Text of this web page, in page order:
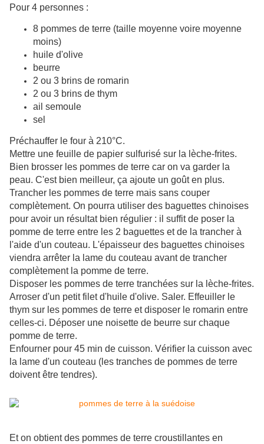
Pour 4 personnes :
8 pommes de terre (taille moyenne voire moyenne
moins)
huile d'olive
beurre
2 ou 3 brins de romarin
2 ou 3 brins de thym
ail semoule
sel
Préchauffer le four à 210°C.
Mettre une feuille de papier sulfurisé sur la lèche-frites.
Bien brosser les pommes de terre car on va garder la
peau. C'est bien meilleur, ça ajoute un goût en plus.
Trancher les pommes de terre mais sans couper
complètement. On pourra utiliser des baguettes chinoises
pour avoir un résultat bien régulier : il suffit de poser la
pomme de terre entre les 2 baguettes et de la trancher à
l'aide d'un couteau. L'épaisseur des baguettes chinoises
viendra arrêter la lame du couteau avant de trancher
complètement la pomme de terre.
Disposer les pommes de terre tranchées sur la lèche-frites.
Arroser d'un petit filet d'huile d'olive. Saler. Effeuiller le
thym sur les pommes de terre et disposer le romarin entre
celles-ci. Déposer une noisette de beurre sur chaque
pomme de terre.
Enfourner pour 45 min de cuisson. Vérifier la cuisson avec
la lame d'un couteau (les tranches de pommes de terre
doivent être tendres).
Et on obtient des pommes de terre croustillantes en